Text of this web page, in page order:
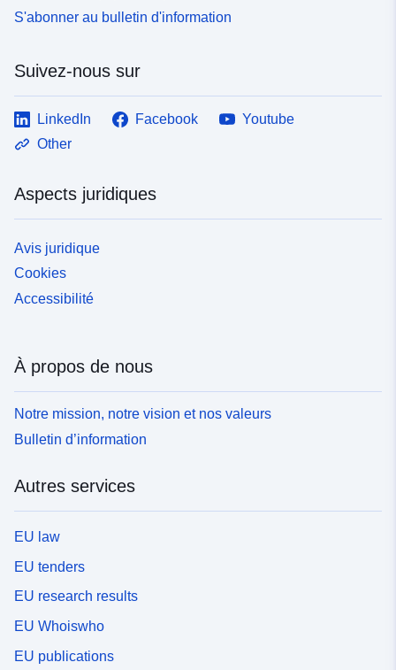
S'abonner au bulletin d'information
Suivez-nous sur
LinkedIn Facebook
Youtube
Other
Aspects juridiques
Avis juridique
Cookies
Accessibilité
À propos de nous
Notre mission, notre vision et nos valeurs
Bulletin d’information
Autres services
EU law
EU tenders
EU research results
EU Whoiswho
EU publications